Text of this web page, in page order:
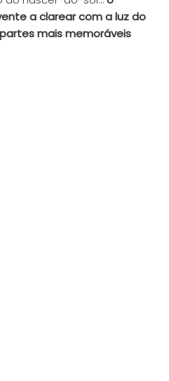
a clarear com a luz do
mais memoráveis